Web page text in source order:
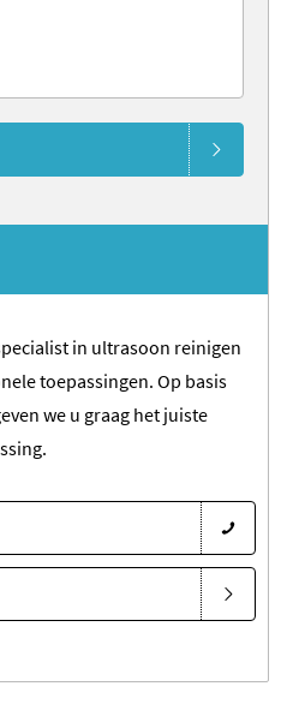
in ultrasoon reinigen
toepassingen. Op basis
we u graag het juiste